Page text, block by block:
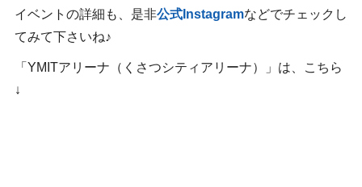
イベントの詳細も、是非公式Instagramなどでチェックし
てみて下さいね♪
「YMITアリーナ（くさつシティアリーナ）」は、こちら
↓